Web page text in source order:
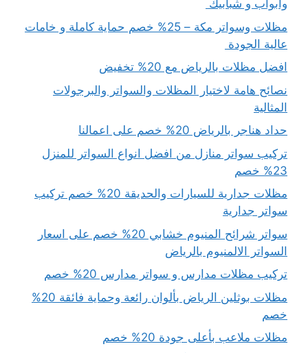
وأبواب و شبابيك
مظلات وسواتر مكة – 25% خصم حماية كاملة و خامات
عالية الجودة
افضل مظلات بالرياض مع 20% تخفيض
نصائح هامة لاختيار المظلات والسواتر والبرجولات
المثالية
حداد هناجر بالرياض 20% خصم على اعمالنا
تركيب سواتر منازل من افضل انواع السواتر للمنزل
23% خصم
مظلات جدارية للسيارات والحديقة 20% خصم تركيب
سواتر جدارية
سواتر شرائح المنيوم خشابي 20% خصم على اسعار
السواتر الالمنيوم بالرياض
تركيب مظلات مدارس و سواتر مدارس 20% خصم
مظلات بوثلين الرياض بألوان رائعة وحماية فائقة 20%
خصم
مظلات ملاعب بأعلى جودة 20% خصم